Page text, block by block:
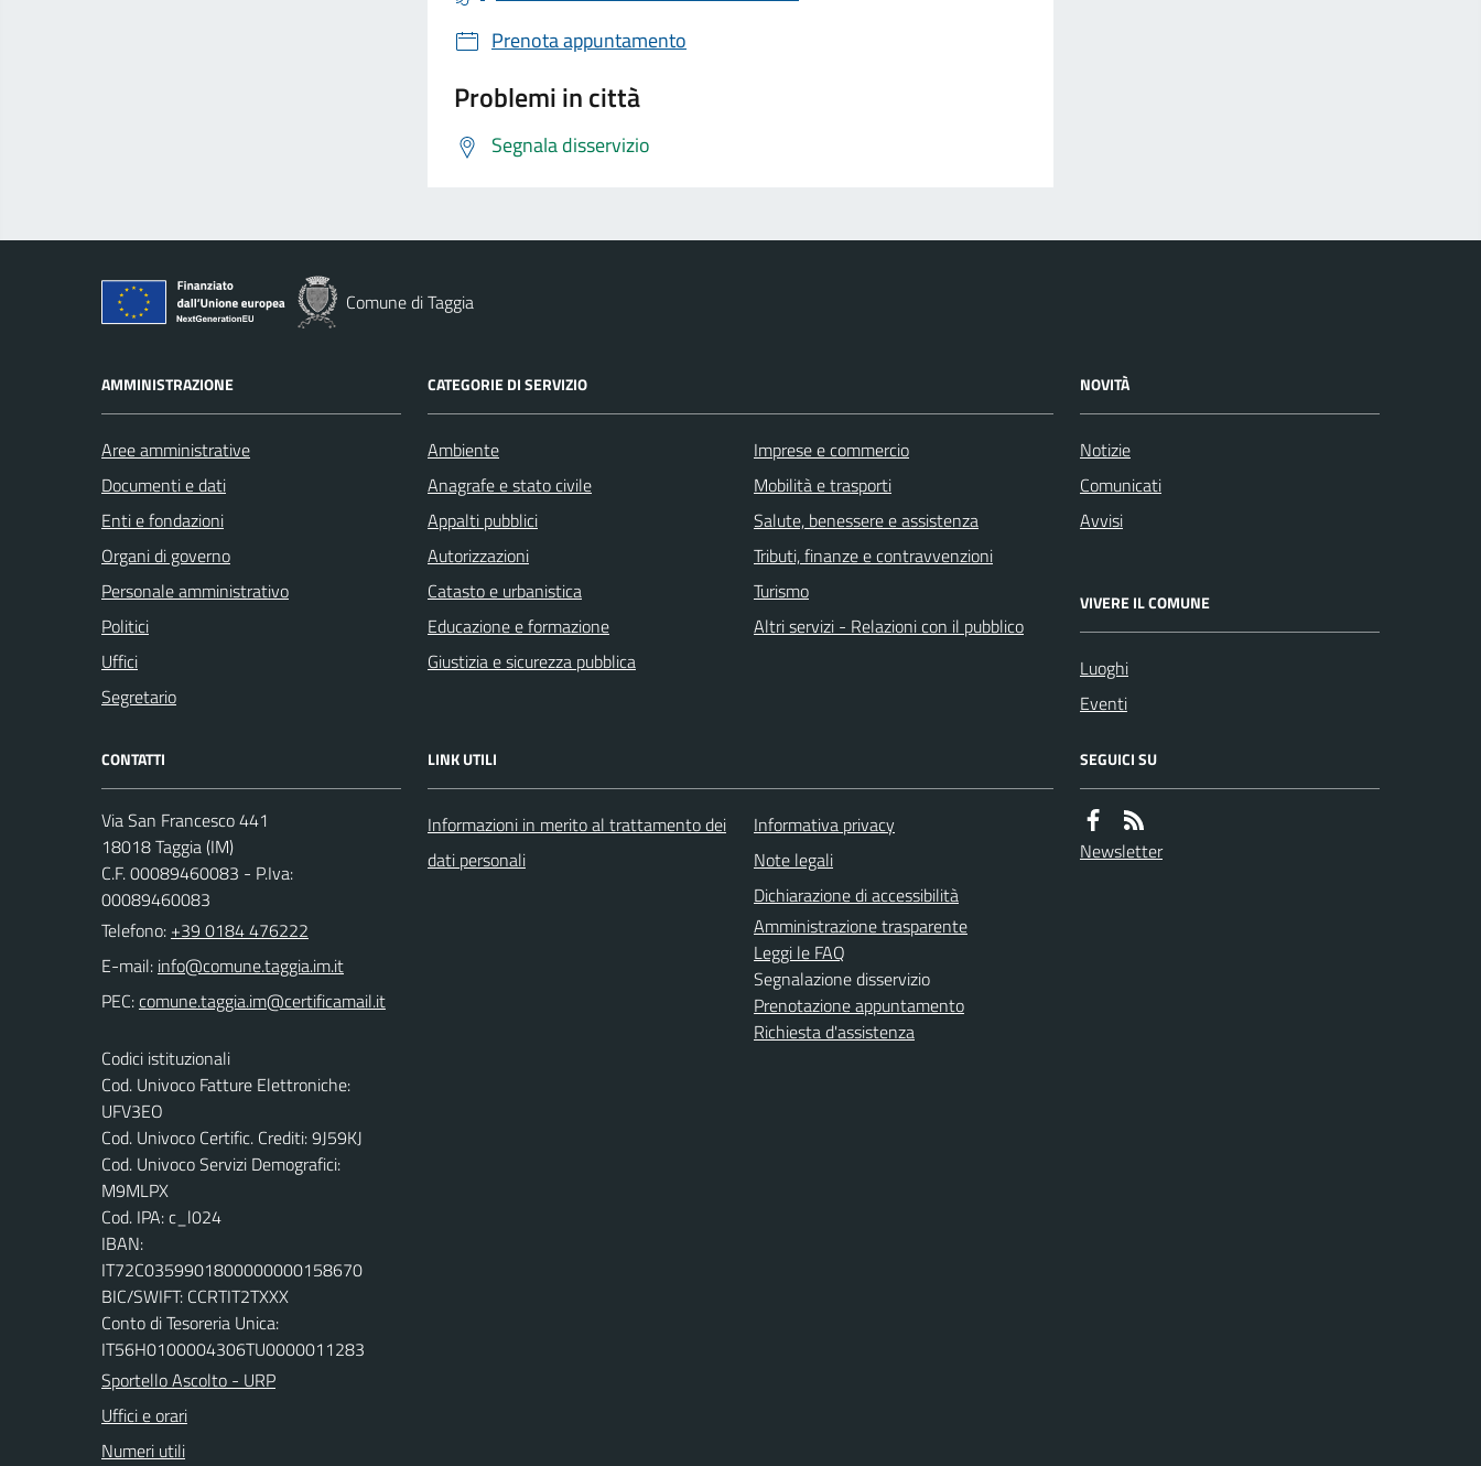
Prenota appuntamento
Problemi in città
Segnala disservizio
Comune di Taggia
AMMINISTRAZIONE
Aree amministrative
Documenti e dati
Enti e fondazioni
Organi di governo
Personale amministrativo
Politici
Uffici
Segretario
CATEGORIE DI SERVIZIO
Ambiente
Anagrafe e stato civile
Appalti pubblici
Autorizzazioni
Catasto e urbanistica
Educazione e formazione
Giustizia e sicurezza pubblica
Imprese e commercio
Mobilità e trasporti
Salute, benessere e assistenza
Tributi, finanze e contravvenzioni
Turismo
Altri servizi - Relazioni con il pubblico
NOVITÀ
Notizie
Comunicati
Avvisi
VIVERE IL COMUNE
Luoghi
Eventi
CONTATTI
Via San Francesco 441
18018 Taggia (IM)
C.F. 00089460083 - P.Iva:
00089460083
Telefono: +39 0184 476222
E-mail:
PEC:
Codici istituzionali
Cod. Univoco Fatture Elettroniche:
UFV3EO
Cod. Univoco Certific. Crediti: 9J59KJ
Cod. Univoco Servizi Demografici:
M9MLPX
Cod. IPA: c_l024
IBAN:
IT72C0359901800000000158670
BIC/SWIFT: CCRTIT2TXXX
Conto di Tesoreria Unica:
IT56H0100004306TU0000011283
Sportello Ascolto - URP
Uffici e orari
Numeri utili
LINK UTILI
Informazioni in merito al trattamento dei
dati personali
Informativa privacy
Note legali
Dichiarazione di accessibilità
Amministrazione trasparente
Leggi le FAQ
Segnalazione disservizio
Prenotazione appuntamento
Richiesta d'assistenza
SEGUICI SU
Newsletter